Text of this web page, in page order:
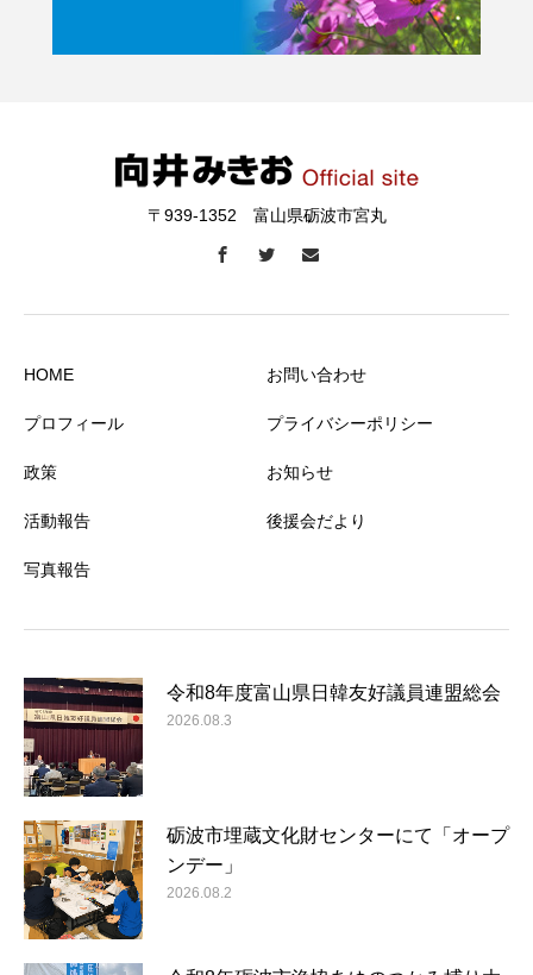
〒939-1352 富山県砺波市宮丸
HOME
プロフィール
政策
活動報告
写真報告
お問い合わせ
プライバシーポリシー
お知らせ
後援会だより
令和8年度富山県日韓友好議員連盟総会
2026.08.3
砺波市埋蔵文化財センターにて「オープ
ンデー」
2026.08.2